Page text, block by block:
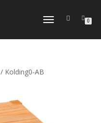
NAVIGATION
0
/ Kolding0-AB